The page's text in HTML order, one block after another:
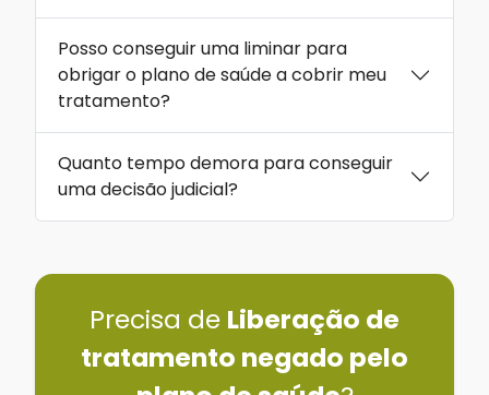
Posso conseguir uma liminar para
obrigar o plano de saúde a cobrir meu
tratamento?
Quanto tempo demora para conseguir
uma decisão judicial?
Precisa de Liberação de
tratamento negado pelo